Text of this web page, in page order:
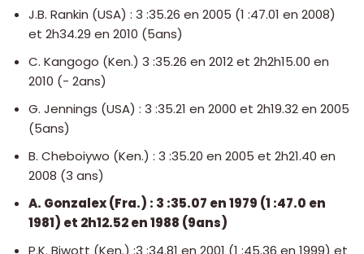
J.B. Rankin (USA) : 3 :35.26 en 2005 (1 :47.01 en 2008)
et 2h34.29 en 2010 (5ans)
C. Kangogo (Ken.) 3 :35.26 en 2012 et 2h2h15.00 en
2010 (- 2ans)
G. Jennings (USA) : 3 :35.21 en 2000 et 2h19.32 en 2005
(5ans)
B. Cheboiywo (Ken.) : 3 :35.20 en 2005 et 2h21.40 en
2008 (3 ans)
A. Gonzalex (Fra.) : 3 :35.07 en 1979 (1 :47.0 en
1981) et 2h12.52 en 1988 (9ans)
P.K. Biwott (Ken.) :3 :34.81 en 2001 (1 :45.36 en 1999) et